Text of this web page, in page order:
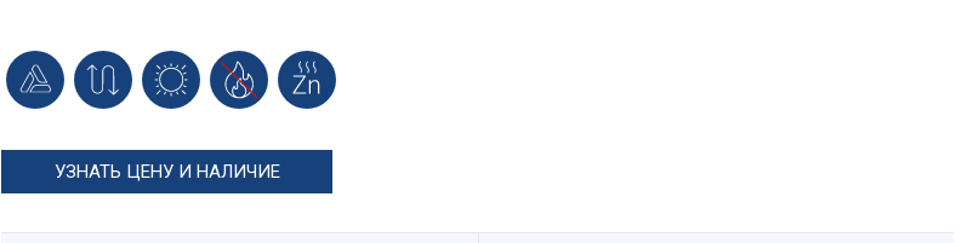
УЗНАТЬ ЦЕНУ И НАЛИЧИЕ